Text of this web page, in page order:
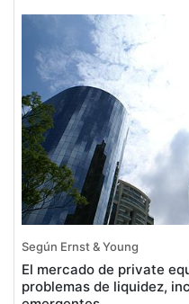
Según Ernst & Young
El mercado de private
problemas de liquidez,